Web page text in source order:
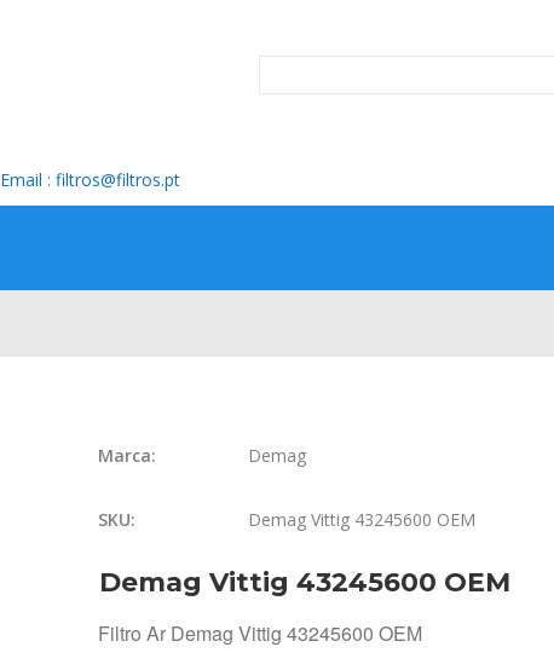
Email : filtros@filtros.pt
Marca: Demag
SKU: Demag Vittig 43245600 OEM
Demag Vittig 43245600 OEM
Filtro Ar Demag Vittig 43245600 OEM